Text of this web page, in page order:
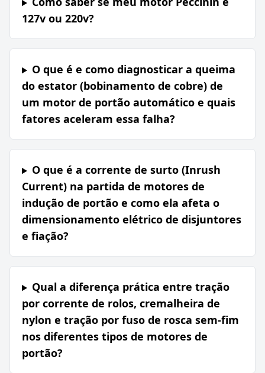
127v ou 220v?
O que é e como diagnosticar a queima
do estator (bobinamento de cobre) de
um motor de portão automático e quais
fatores aceleram essa falha?
O que é a corrente de surto (Inrush
Current) na partida de motores de
indução de portão e como ela afeta o
dimensionamento elétrico de disjuntores
e fiação?
Qual a diferença prática entre tração
por corrente de rolos, cremalheira de
nylon e tração por fuso de rosca sem-fim
nos diferentes tipos de motores de
portão?